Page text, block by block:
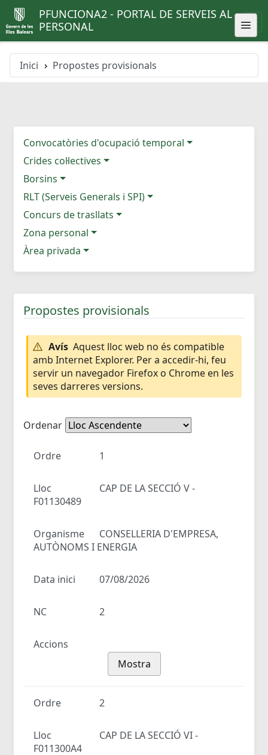
PFUNCIONA2 - PORTAL DE SERVEIS AL
PERSONAL
Inici Propostes provisionals
Convocatòries d'ocupació temporal
Crides col·lectives
Borsins
RLT (Serveis Generals i SPI)
Concurs de trasllats
Zona personal
Àrea privada
Propostes provisionals
Avís Aquest lloc web no és compatible
amb Internet Explorer. Per a accedir-hi, feu
servir un navegador Firefox o Chrome en les
seves darreres versions.
Ordenar
Ordre 1
Lloc
CAP DE LA SECCIÓ V -
F01130489
Organisme
CONSELLERIA D'EMPRESA,
AUTÒNOMS I ENERGIA
Data inici 07/08/2026
NC 2
Accions
Mostra
Ordre 2
Lloc
CAP DE LA SECCIÓ VI -
F011300A4